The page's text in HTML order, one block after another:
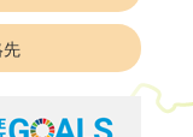
先